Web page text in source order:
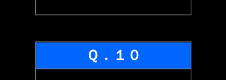
Ｑ．１０